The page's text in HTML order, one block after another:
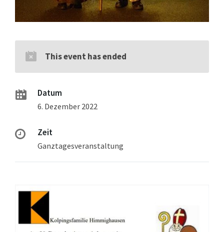
This event has ended
Datum
6. Dezember 2022
Zeit
Ganztagesveranstaltung